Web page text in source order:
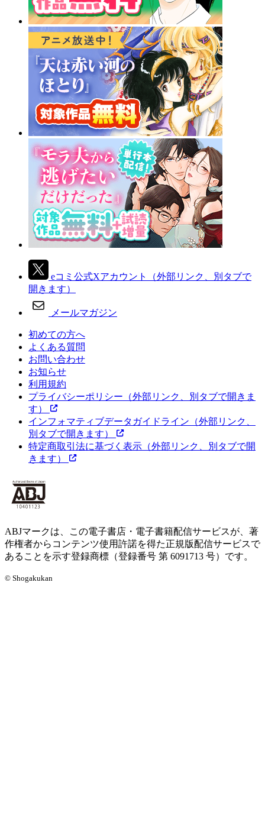
eコミ公式Xアカウント
（外部リンク、別タブで
開きます）
メールマガジン
初めての方へ
よくある質問
お問い合わせ
お知らせ
利用規約
プライバシーポリシー （外部リンク、別タブで開きま
す）
インフォマティブデータガイドライン （外部リンク、
別タブで開きます）
特定商取引法に基づく表示 （外部リンク、別タブで開
きます）
ABJマークは、この電子書店・電子書籍配信サービスが、著
作権者からコンテンツ使用許諾を得た正規版配信サービスで
あることを示す登録商標（登録番号 第 6091713 号）です。
© Shogakukan